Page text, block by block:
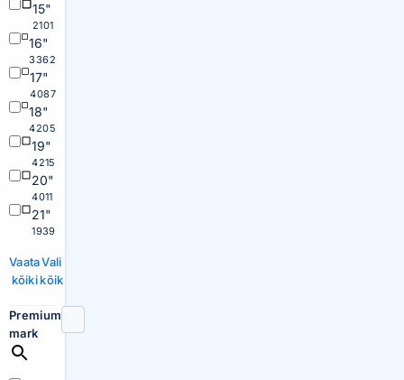
15"
2101
16"
3362
17"
4087
18"
4205
19"
4215
20"
4011
21"
1939
Vaata
kõiki
Vali
kõik
Premium
mark